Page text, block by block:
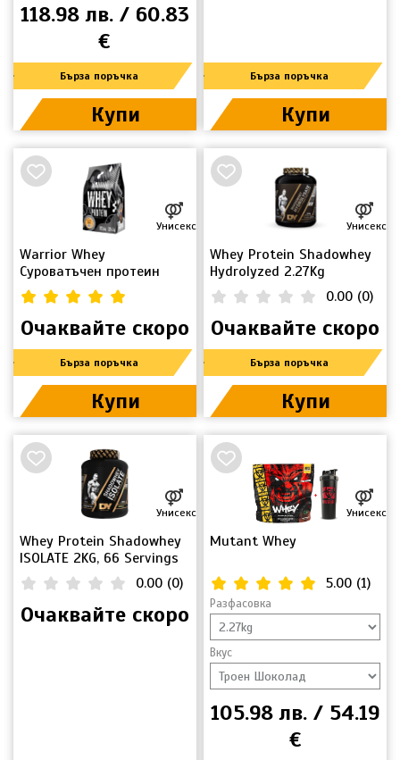
118.98 лв. / 60.83
€
Бърза поръчка
Купи
Бърза поръчка
Купи
Warrior Whey
Суроватъчен протеин
Унисекс
4.93
Очаквайте скоро
Бърза поръчка
Купи
Whey Protein Shadowhey
Hydrolyzed 2.27Kg
Унисекс
0.00 (0)
Очаквайте скоро
Бърза поръчка
Купи
Whey Protein Shadowhey
ISOLATE 2KG, 66 Servings
Унисекс
0.00 (0)
Очаквайте скоро
Mutant Whey
Унисекс
5.00 (1)
Разфасовка
Вкус
105.98 лв. / 54.19
€